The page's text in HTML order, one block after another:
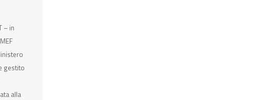
– in
gestito
alla